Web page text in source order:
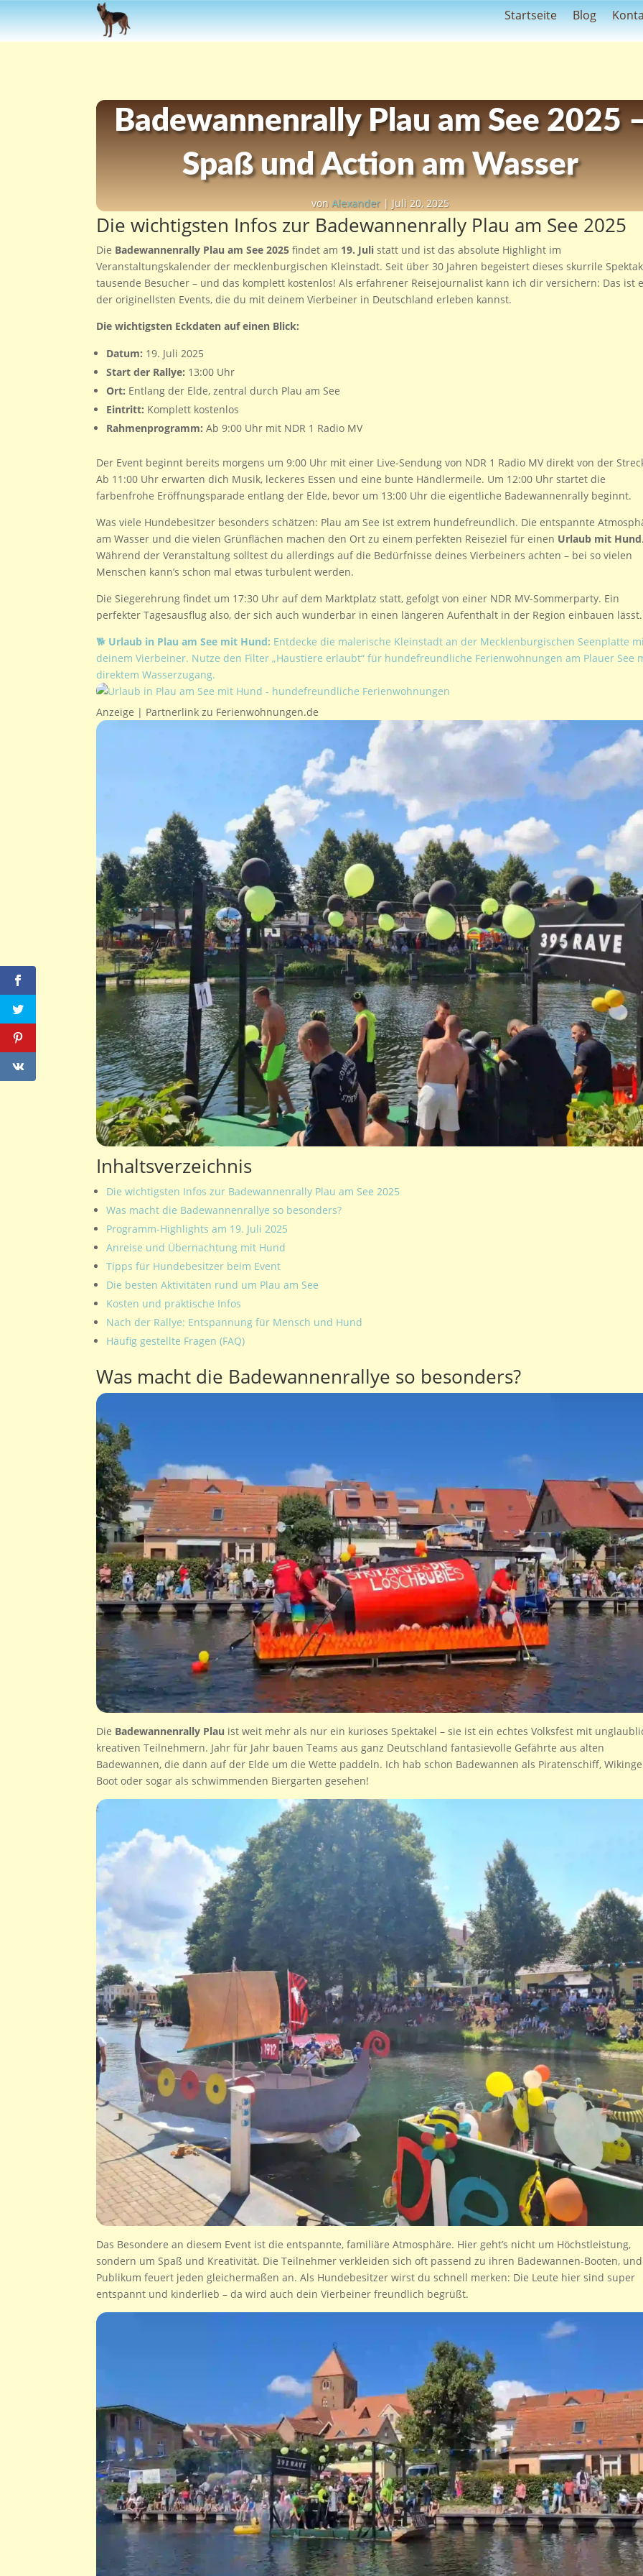
Startseite Blog
Badewannenrally Plau am See 2025
Spaß und Action am Wasser
vonAlexander| Juli 20, 2025
Die wichtigsten Infos zur Badewannenrally Plau am See 2025
Die Badewannenrally Plau am See 2025 findet am 19. Juli statt und ist das absolute Highlight im
Veranstaltungskalender der mecklenburgischen Kleinstadt. Seit über 30 Jahren begeistert dieses skurrile
tausende Besucher – und das komplett kostenlos! Als erfahrener Reisejournalist kann ich dir versichern: Das ist
der originellsten Events, die du mit deinem Vierbeiner in Deutschland erleben kannst.
Die wichtigsten Eckdaten auf einen Blick:
Datum: 19. Juli 2025
Start der Rallye: 13:00 Uhr
Ort: Entlang der Elde, zentral durch Plau am See
Eintritt: Komplett kostenlos
Rahmenprogramm: Ab 9:00 Uhr mit NDR 1 Radio MV
Der Event beginnt bereits morgens um 9:00 Uhr mit einer Live-Sendung von NDR 1 Radio MV direkt von der
Ab 11:00 Uhr erwarten dich Musik, leckeres Essen und eine bunte Händlermeile. Um 12:00 Uhr startet die
farbenfrohe Eröffnungsparade entlang der Elde, bevor um 13:00 Uhr die eigentliche Badewannenrally beginnt.
Was viele Hundebesitzer besonders schätzen: Plau am See ist extrem hundefreundlich. Die entspannte
am Wasser und die vielen Grünflächen machen den Ort zu einem perfekten Reiseziel für einen Urlaub mit Hund
Während der Veranstaltung solltest du allerdings auf die Bedürfnisse deines Vierbeiners achten – bei so vielen
Menschen kann’s schon mal etwas turbulent werden.
Die Siegerehrung findet um 17:30 Uhr auf dem Marktplatz statt, gefolgt von einer NDR MV-Sommerparty. Ein
perfekter Tagesausflug also, der sich auch wunderbar in einen längeren Aufenthalt in der Region einbauen lässt.
🐕 Urlaub in Plau am See mit Hund: Entdecke die malerische Kleinstadt an der Mecklenburgischen Seenplatte
deinem Vierbeiner. Nutze den Filter „Haustiere erlaubt“ für hundefreundliche Ferienwohnungen am Plauer See
direktem Wasserzugang.
Anzeige | Partnerlink zu Ferienwohnungen.de
Inhaltsverzeichnis
Die wichtigsten Infos zur Badewannenrally Plau am See 2025
Was macht die Badewannenrallye so besonders?
Programm-Highlights am 19. Juli 2025
Anreise und Übernachtung mit Hund
Tipps für Hundebesitzer beim Event
Die besten Aktivitäten rund um Plau am See
Kosten und praktische Infos
Nach der Rallye: Entspannung für Mensch und Hund
Häufig gestellte Fragen (FAQ)
Was macht die Badewannenrallye so besonders?
Die Badewannenrally Plau ist weit mehr als nur ein kurioses Spektakel – sie ist ein echtes Volksfest mit
kreativen Teilnehmern. Jahr für Jahr bauen Teams aus ganz Deutschland fantasievolle Gefährte aus alten
Badewannen, die dann auf der Elde um die Wette paddeln. Ich hab schon Badewannen als Piratenschiff,
Boot oder sogar als schwimmenden Biergarten gesehen!
Das Besondere an diesem Event ist die entspannte, familiäre Atmosphäre. Hier geht’s nicht um Höchstleistung,
sondern um Spaß und Kreativität. Die Teilnehmer verkleiden sich oft passend zu ihren Badewannen-Booten,
Publikum feuert jeden gleichermaßen an. Als Hundebesitzer wirst du schnell merken: Die Leute hier sind super
entspannt und kinderlieb – da wird auch dein Vierbeiner freundlich begrüßt.